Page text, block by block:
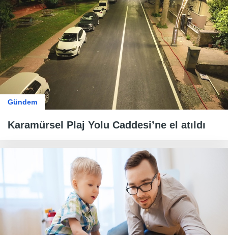
Gündem
Karamürsel Plaj Yolu Caddesi’ne el atıldı